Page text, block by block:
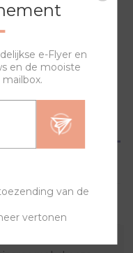
e-Flyer en
en de mooiste
van de
vertonen